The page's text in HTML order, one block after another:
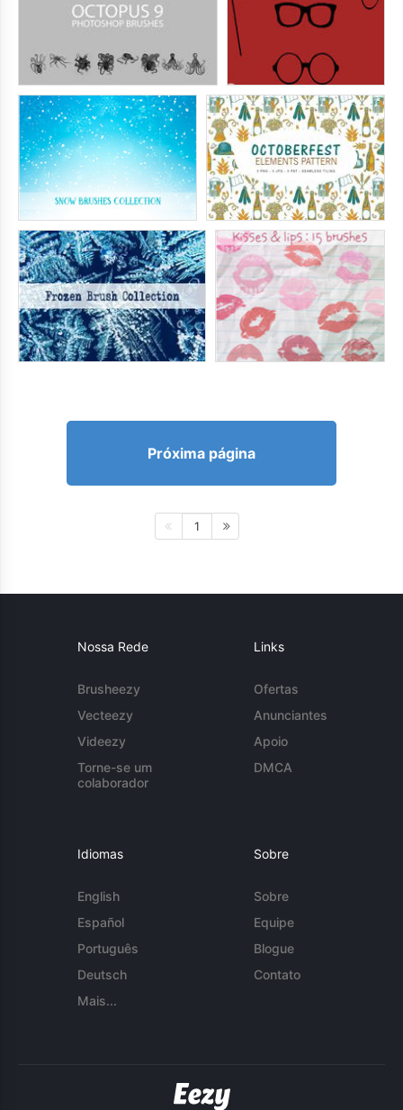
Próxima página
1
Nossa Rede
Brusheezy
Vecteezy
Videezy
Torne-se um
colaborador
Links
Ofertas
Anunciantes
Apoio
DMCA
Idiomas
English
Español
Português
Deutsch
Mais...
Sobre
Sobre
Equipe
Blogue
Contato